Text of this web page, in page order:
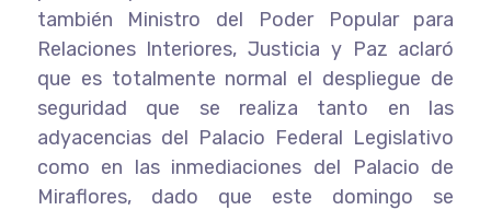
también Ministro del Poder Popular para
Relaciones Interiores, Justicia y Paz aclaró
que es totalmente normal el despliegue de
seguridad que se realiza tanto en las
adyacencias del Palacio Federal Legislativo
como en las inmediaciones del Palacio de
Miraflores, dado que este domingo se